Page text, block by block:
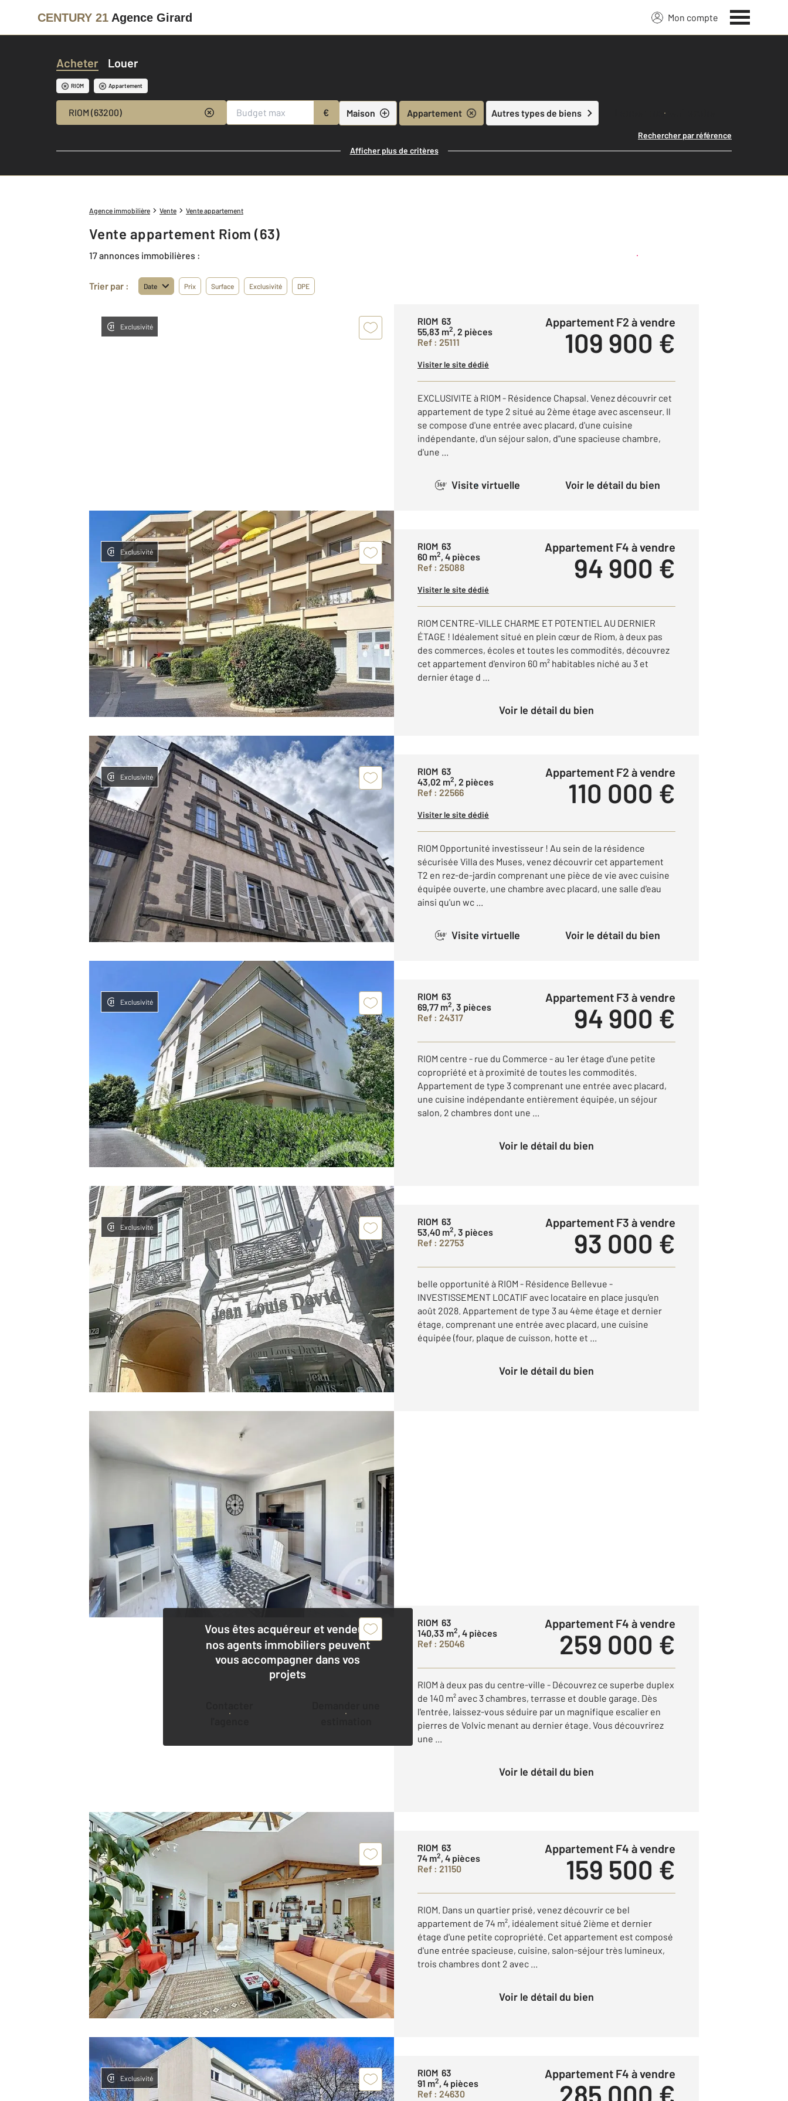
CENTURY 21 Agence Girard Mon compte
Acheter Louer
RIOM Appartement
RIOM (63200) € Maison Appartement Autres types de biens Lancer ma recherche
Rechercher par référence
Afficher plus de critères
Agence immobilière Vente Vente appartement
Vente appartement Riom (63)
17 annonces immobilières : Créer une alerte
Trier par : Date Prix Surface Exclusivité DPE
Exclusivité
RIOM 63
55,83 m2, 2 pièces
Ref : 25111
Appartement F2 à vendre
109 900 €
Visiter le site dédié
EXCLUSIVITE à RIOM - Résidence Chapsal. Venez découvrir cet
appartement de type 2 situé au 2ème étage avec ascenseur. Il
se compose d'une entrée avec placard, d'une cuisine
indépendante, d'un séjour salon, d"une spacieuse chambre,
d'une ...
360° Visite virtuelle Voir le détail du bien
Exclusivité
RIOM 63
60 m2, 4 pièces
Ref : 25088
Appartement F4 à vendre
94 900 €
Visiter le site dédié
RIOM CENTRE-VILLE CHARME ET POTENTIEL AU DERNIER
ÉTAGE ! Idéalement situé en plein cœur de Riom, à deux pas
des commerces, écoles et toutes les commodités, découvrez
cet appartement d'environ 60 m² habitables niché au 3 et
dernier étage d ...
Voir le détail du bien
Exclusivité
RIOM 63
43,02 m2, 2 pièces
Ref : 22566
Appartement F2 à vendre
110 000 €
Visiter le site dédié
RIOM Opportunité investisseur ! Au sein de la résidence
sécurisée Villa des Muses, venez découvrir cet appartement
T2 en rez-de-jardin comprenant une pièce de vie avec cuisine
équipée ouverte, une chambre avec placard, une salle d'eau
ainsi qu'un wc ...
360° Visite virtuelle Voir le détail du bien
Exclusivité
RIOM 63
69,77 m2, 3 pièces
Ref : 24317
Appartement F3 à vendre
94 900 €
RIOM centre - rue du Commerce - au 1er étage d'une petite
copropriété et à proximité de toutes les commodités.
Appartement de type 3 comprenant une entrée avec placard,
une cuisine indépendante entièrement équipée, un séjour
salon, 2 chambres dont une ...
Voir le détail du bien
Exclusivité
RIOM 63
53,40 m2, 3 pièces
Ref : 22753
Appartement F3 à vendre
93 000 €
belle opportunité à RIOM - Résidence Bellevue -
INVESTISSEMENT LOCATIF avec locataire en place jusqu'en
août 2028. Appartement de type 3 au 4ème étage et dernier
étage, comprenant une entrée avec placard, une cuisine
équipée (four, plaque de cuisson, hotte et ...
Voir le détail du bien
Vous êtes acquéreur et vendeur,
nos agents immobiliers peuvent
vous accompagner dans vos
projets
RIOM 63
140,33 m2, 4 pièces
Ref : 25046
Appartement F4 à vendre
259 000 €
RIOM à deux pas du centre-ville - Découvrez ce superbe duplex
de 140 m² avec 3 chambres, terrasse et double garage. Dès
l'entrée, laissez-vous séduire par un magnifique escalier en
pierres de Volvic menant au dernier étage. Vous découvrirez
une ...
Voir le détail du bien
RIOM 63
74 m2, 4 pièces
Ref : 21150
Appartement F4 à vendre
159 500 €
RIOM. Dans un quartier prisé, venez découvrir ce bel
appartement de 74 m², idéalement situé 2ième et dernier
étage d'une petite copropriété. Cet appartement est composé
d'une entrée spacieuse, cuisine, salon-séjour très lumineux,
trois chambres dont 2 avec ...
Voir le détail du bien
Exclusivité
RIOM 63
91 m2, 4 pièces
Ref : 24630
Appartement F4 à vendre
285 000 €